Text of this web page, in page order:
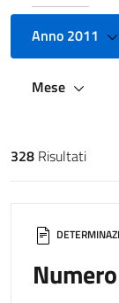
Anno 2011
Mese
328 Risultati